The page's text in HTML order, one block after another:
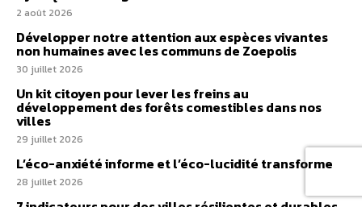
2 août 2026
Développer notre attention aux espèces vivantes
non humaines avec les communs de Zoepolis
30 juillet 2026
Un kit citoyen pour lever les freins au
développement des forêts comestibles dans nos
villes
29 juillet 2026
L’éco-anxiété informe et l’éco-lucidité transforme
28 juillet 2026